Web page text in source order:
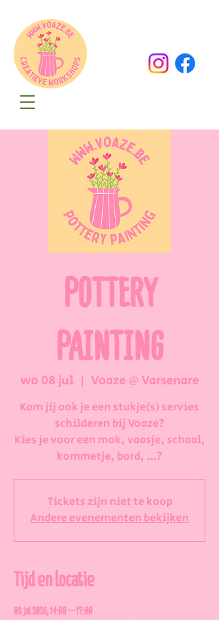
POTTERY
PAINTING
wo 08 jul
  |
Voaze @ Varsenare
Kom jij ook je een stukje(s) servies
schilderen bij Voaze?
Kies je voor een mok, vaasje, schaal,
kommetje, bord, ...?
Tickets zijn niet te koop
Andere evenementen bekijken
Tijd en locatie
08 jul 2026, 14:00 – 17:00